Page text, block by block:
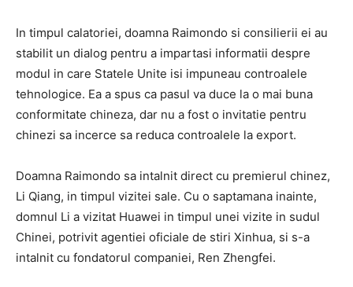
In timpul calatoriei, doamna Raimondo si consilierii ei au
stabilit un dialog pentru a impartasi informatii despre
modul in care Statele Unite isi impuneau controalele
tehnologice. Ea a spus ca pasul va duce la o mai buna
conformitate chineza, dar nu a fost o invitatie pentru
chinezi sa incerce sa reduca controalele la export.
Doamna Raimondo sa intalnit direct cu premierul chinez,
Li Qiang, in timpul vizitei sale. Cu o saptamana inainte,
domnul Li a vizitat Huawei in timpul unei vizite in sudul
Chinei, potrivit agentiei oficiale de stiri Xinhua, si s-a
intalnit cu fondatorul companiei, Ren Zhengfei.